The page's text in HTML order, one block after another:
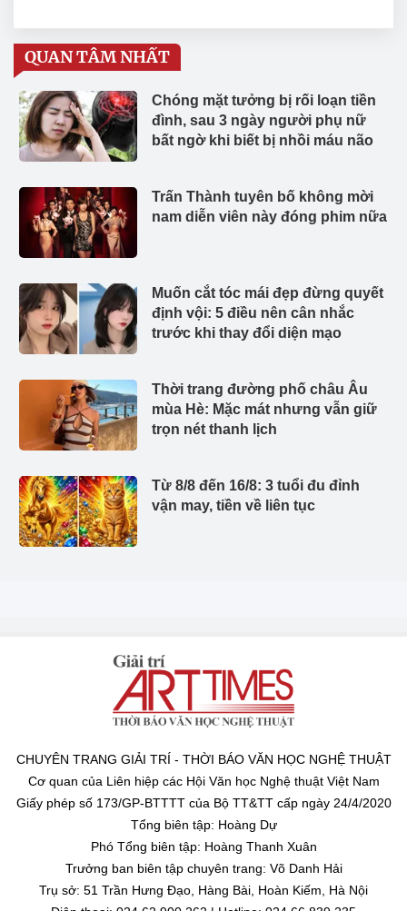
QUAN TÂM NHẤT
Chóng mặt tưởng bị rối loạn tiền
đình, sau 3 ngày người phụ nữ
bất ngờ khi biết bị nhồi máu não
Trấn Thành tuyên bố không mời
nam diễn viên này đóng phim nữa
Muốn cắt tóc mái đẹp đừng quyết
định vội: 5 điều nên cân nhắc
trước khi thay đổi diện mạo
Thời trang đường phố châu Âu
mùa Hè: Mặc mát nhưng vẫn giữ
trọn nét thanh lịch
Từ 8/8 đến 16/8: 3 tuổi đu đỉnh
vận may, tiền về liên tục
CHUYÊN TRANG GIẢI TRÍ - THỜI BÁO VĂN HỌC NGHỆ THUẬT
Cơ quan của Liên hiệp các Hội Văn học Nghệ thuật Việt Nam
Giấy phép số 173/GP-BTTTT của Bộ TT&TT cấp ngày 24/4/2020
Tổng biên tập: Hoàng Dự
Phó Tổng biên tập: Hoàng Thanh Xuân
Trưởng ban biên tập chuyên trang: Võ Danh Hải
Trụ sở: 51 Trần Hưng Đạo, Hàng Bài, Hoàn Kiếm, Hà Nội